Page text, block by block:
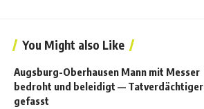
You Might also Like
Augsburg-Oberhausen Mann mit Messer
bedroht und beleidigt — Tatverdächtiger
gefasst